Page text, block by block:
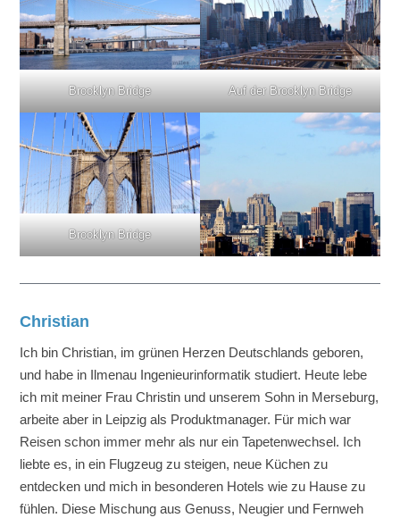
Brooklyn Bridge Auf der Brooklyn Bridge
Brooklyn Bridge
Christian
Ich bin Christian, im grünen Herzen Deutschlands geboren,
und habe in Ilmenau Ingenieurinformatik studiert. Heute lebe
ich mit meiner Frau Christin und unserem Sohn in Merseburg,
arbeite aber in Leipzig als Produktmanager. Für mich war
Reisen schon immer mehr als nur ein Tapetenwechsel. Ich
liebte es, in ein Flugzeug zu steigen, neue Küchen zu
entdecken und mich in besonderen Hotels wie zu Hause zu
fühlen. Diese Mischung aus Genuss, Neugier und Fernweh